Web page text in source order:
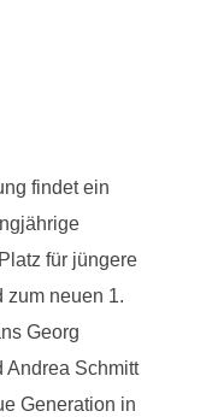
findet ein
für jüngere
zum neuen 1.
Georg
Andrea Schmitt
Generation in